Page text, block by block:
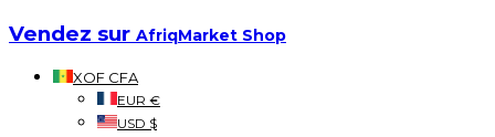
Vendez sur AfriqMarket Shop
XOF CFA
EUR €
USD $